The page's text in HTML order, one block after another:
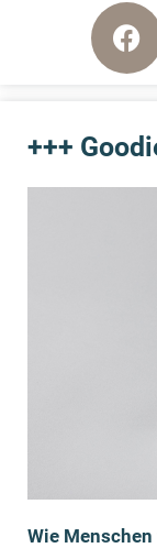
+++
Wie